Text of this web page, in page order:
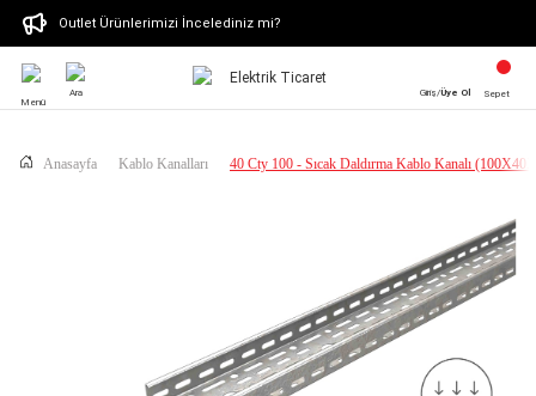
Outlet Ürünlerimizi İncelediniz mi?
Menü
Ara Giriş/Üye Ol Sepet
Anasayfa Kablo Kanalları 40 Cty 100 - Sıcak Daldırma Kablo Kanalı